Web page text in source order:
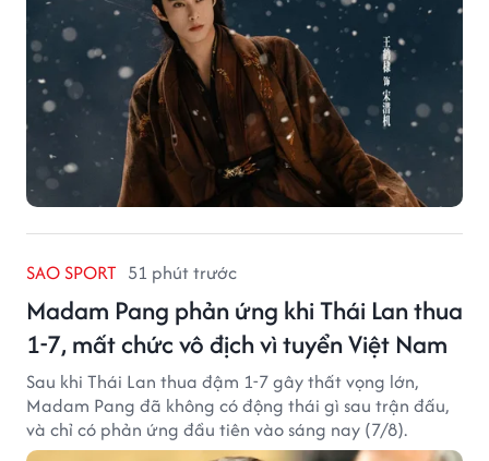
SAO SPORT 51 phút trước
Madam Pang phản ứng khi Thái Lan thua
1-7, mất chức vô địch vì tuyển Việt Nam
Sau khi Thái Lan thua đậm 1-7 gây thất vọng lớn,
Madam Pang đã không có động thái gì sau trận đấu,
và chỉ có phản ứng đầu tiên vào sáng nay (7/8).